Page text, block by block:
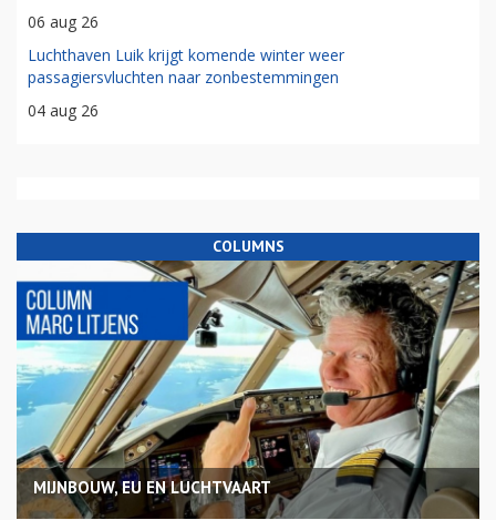
06 aug 26
Luchthaven Luik krijgt komende winter weer
passagiersvluchten naar zonbestemmingen
04 aug 26
COLUMNS
MIJNBOUW, EU EN LUCHTVAART